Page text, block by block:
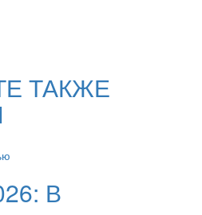
ТАКЖЕ
В